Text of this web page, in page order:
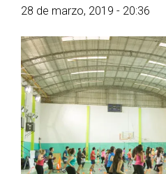
28 de marzo, 2019 - 20:36